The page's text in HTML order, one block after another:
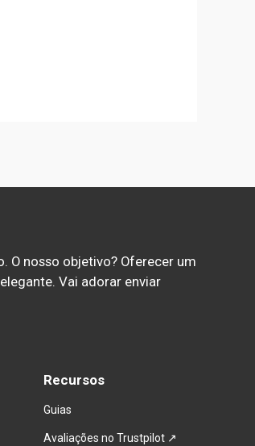
O nosso objetivo? Oferecer um
Vai adorar enviar
Recursos
Guias
Avaliações no Trustpilot ↗